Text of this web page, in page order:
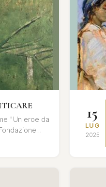
"Un eroe da
15
LUG
2025